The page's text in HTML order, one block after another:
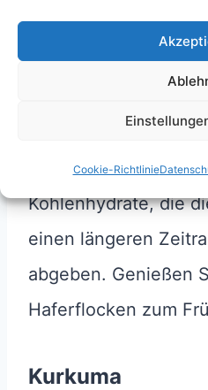
Cookie-Richtlinie
Süße.
Haferflocken sind
Ballaststoffen und
Kohlenhydrate, die
einen längeren
abgeben. Genießen
Haferflocken zum
Kurkuma